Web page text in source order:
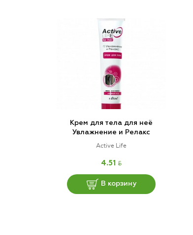
Крем для тела для неё
Увлажнение и Релакс
Active Life
4.51 BYN
В корзину